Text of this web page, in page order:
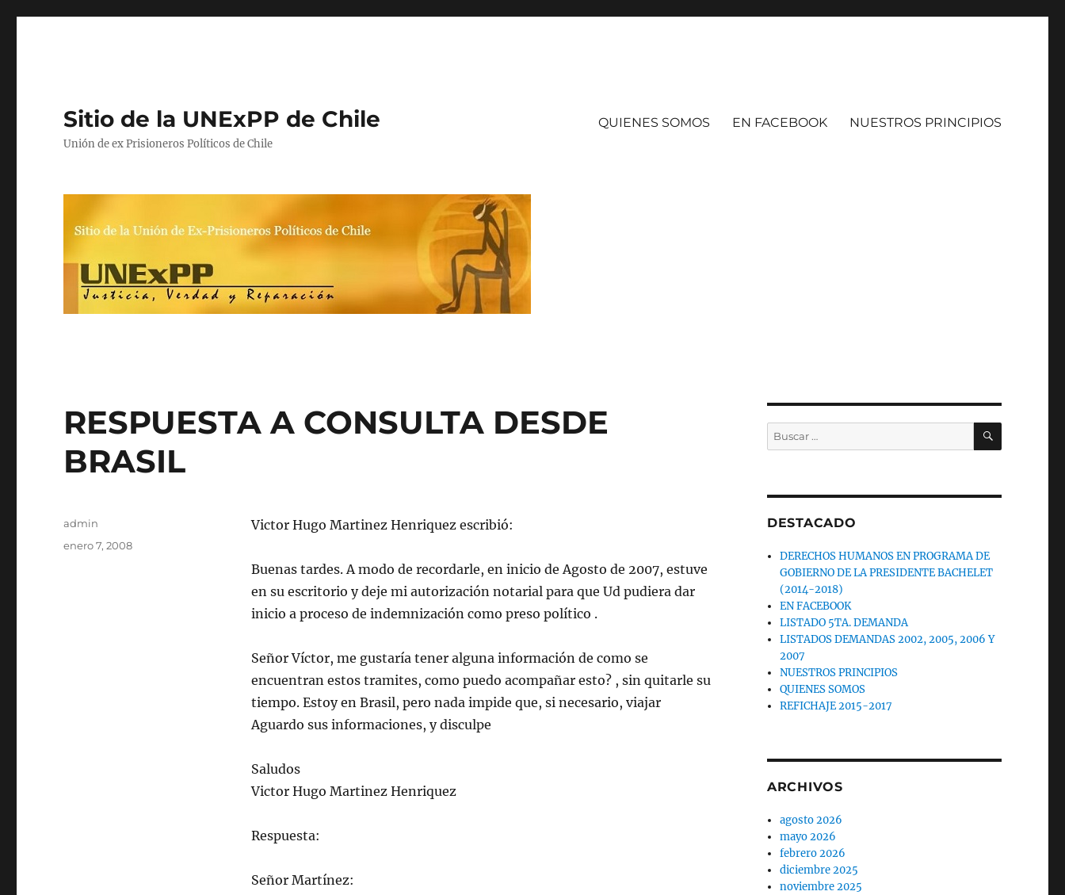
Sitio de la UNExPP de Chile
Unión de ex Prisioneros Políticos de Chile
QUIENES SOMOS EN FACEBOOK NUESTROS PRINCIPIOS
RESPUESTA A CONSULTA DESDE
BRASIL
Victor Hugo Martinez Henriquez escribió:
Buenas tardes. A modo de recordarle, en inicio de Agosto de 2007, estuve
en su escritorio y deje mi autorización notarial para que Ud pudiera dar
inicio a proceso de indemnización como preso político .
Señor Víctor, me gustaría tener alguna información de como se
encuentran estos tramites, como puedo acompañar esto? , sin quitarle su
tiempo. Estoy en Brasil, pero nada impide que, si necesario, viajar
Aguardo sus informaciones, y disculpe
Saludos
Victor Hugo Martinez Henriquez
Respuesta:
Señor Martínez:
Autor
admin
Publicado
enero 7, 2008
Buscar
por:
BUSCAR
DESTACADO
DERECHOS HUMANOS EN PROGRAMA DE
GOBIERNO DE LA PRESIDENTE BACHELET
(2014-2018)
EN FACEBOOK
LISTADO 5TA. DEMANDA
LISTADOS DEMANDAS 2002, 2005, 2006 Y
2007
NUESTROS PRINCIPIOS
QUIENES SOMOS
REFICHAJE 2015-2017
ARCHIVOS
agosto 2026
mayo 2026
febrero 2026
diciembre 2025
noviembre 2025